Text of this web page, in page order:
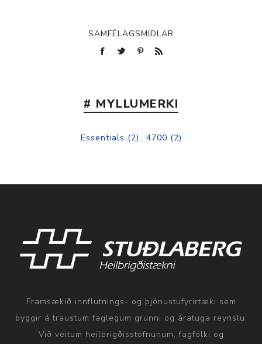
SAMFÉLAGSMIÐLAR
# MYLLUMERKI
Essentials (2) , 4700 (2)
Framsækið innflutnings- og þjónustufyrirtæki sem
byggir á traustum faglegum grunni og áratuga reynslu.
Við veitum heilbrigðisstofnunum, fagfólki og